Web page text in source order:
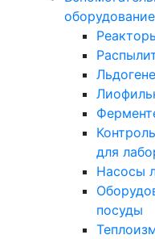
оборудование
для
Насосы
посуды